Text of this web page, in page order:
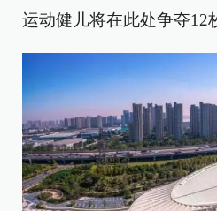
运动健儿将在此处争夺12